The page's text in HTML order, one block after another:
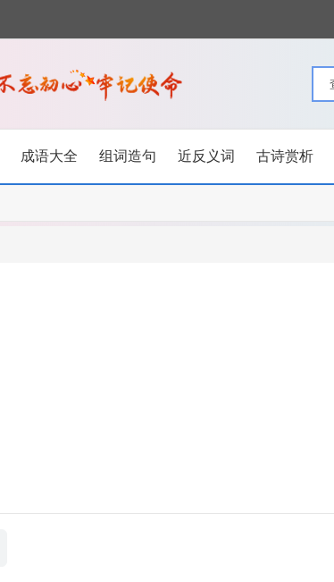
成语大全 组词造句 近反义词 古诗赏析